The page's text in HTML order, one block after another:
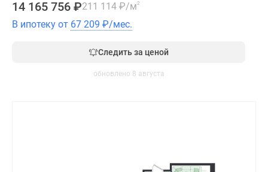
14 165 756 ₽211 114 ₽/м2
В ипотеку от 67 209 ₽/мес.
Следить за ценой
обновлено 8 августа